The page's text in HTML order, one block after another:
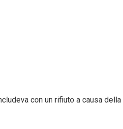
con un rifiuto a causa